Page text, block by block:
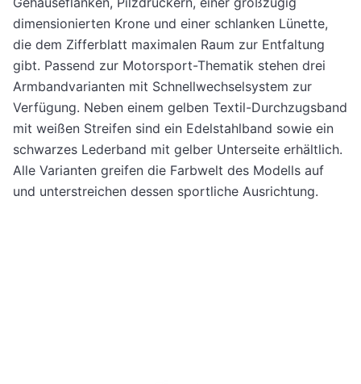
dimensionierten Krone und einer schlanken Lünette,
die dem Zifferblatt maximalen Raum zur Entfaltung
gibt. Passend zur Motorsport-Thematik stehen drei
Armbandvarianten mit Schnellwechselsystem zur
Verfügung. Neben einem gelben Textil-Durchzugsband
mit weißen Streifen sind ein Edelstahlband sowie ein
schwarzes Lederband mit gelber Unterseite erhältlich.
Alle Varianten greifen die Farbwelt des Modells auf
und unterstreichen dessen sportliche Ausrichtung.